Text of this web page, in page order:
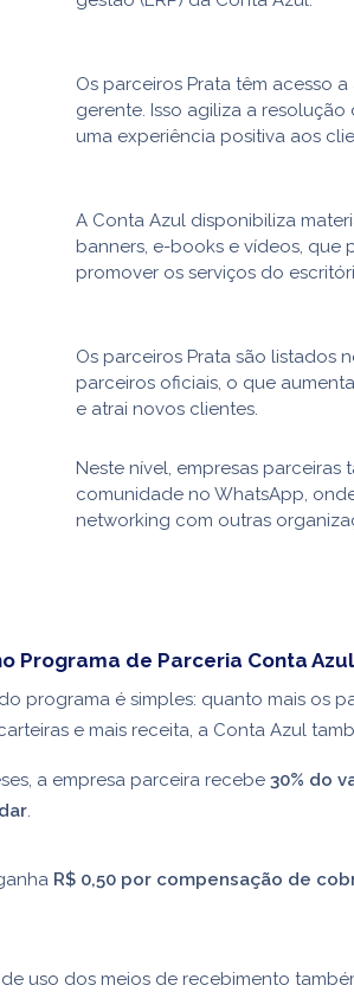
Os parceiros Prata têm acesso
gerente. Isso agiliza a
uma experiência positiva aos
A Conta Azul disponibiliza
banners, e-books e vídeos, que
promover os serviços do
Os parceiros Prata são listados
parceiros oficiais, o que
e atrai novos clientes.
Neste nível, empresas parceiras
comunidade no WhatsApp,
networking com outras
Programa de Parceria Conta
programa é simples: quanto mais os
e mais receita, a Conta Azul
a empresa parceira recebe 30% do
.
R$ 0,50 por compensação de
uso dos meios de recebimento